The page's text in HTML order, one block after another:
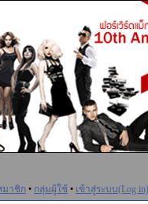
มาชิก • กลุ่มผู้ใช้ • เข้าสู่ระบบ(Log in)